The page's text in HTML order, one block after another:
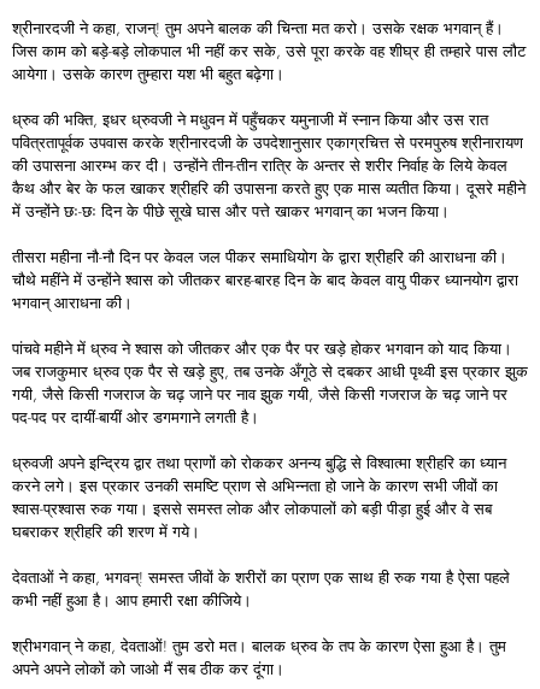
श्रीनारदजी ने कहा, राजन्! तुम अपने बालक की चिन्ता मत करो। उसके रक्षक भगवान् हैं।
जिस काम को बड़े-बड़े लोकपाल भी नहीं कर सके, उसे पूरा करके वह शीघ्र ही तम्हारे पास लौट
आयेगा। उसके कारण तुम्हारा यश भी बहुत बढ़ेगा।
ध्रुव की भक्ति, इधर ध्रुवजी ने मधुवन में पहुँचकर यमुनाजी में स्नान किया और उस रात
पवित्रतापूर्वक उपवास करके श्रीनारदजी के उपदेशानुसार एकाग्रचित्त से परमपुरुष श्रीनारायण
की उपासना आरम्भ कर दी। उन्होंने तीन-तीन रात्रि के अन्तर से शरीर निर्वाह के लिये केवल
कैथ और बेर के फल खाकर श्रीहरि की उपासना करते हुए एक मास व्यतीत किया। दूसरे महीने
में उन्होंने छः-छः दिन के पीछे सूखे घास और पत्ते खाकर भगवान् का भजन किया।
तीसरा महीना नौ-नौ दिन पर केवल जल पीकर समाधियोग के द्वारा श्रीहरि की आराधना की।
चौथे महींने में उन्होंने श्वास को जीतकर बारह-बारह दिन के बाद केवल वायु पीकर ध्यानयोग द्वारा
भगवान् आराधना की।
पांचवे महीने में ध्रुव ने श्वास को जीतकर और एक पैर पर खड़े होकर भगवान को याद किया।
जब राजकुमार ध्रुव एक पैर से खड़े हुए, तब उनके अँगूठे से दबकर आधी पृथ्वी इस प्रकार झुक
गयी, जैसे किसी गजराज के चढ़ जाने पर नाव झुक गयी, जैसे किसी गजराज के चढ़ जाने पर
पद-पद पर दायीं-बायीं ओर डगमगाने लगती है।
ध्रुवजी अपने इन्द्रिय द्वार तथा प्राणों को रोककर अनन्य बुद्धि से विश्वात्मा श्रीहरि का ध्यान
करने लगे। इस प्रकार उनकी समष्टि प्राण से अभिन्नता हो जाने के कारण सभी जीवों का
श्वास-प्रश्वास रुक गया। इससे समस्त लोक और लोकपालों को बड़ी पीड़ा हुई और वे सब
घबराकर श्रीहरि की शरण में गये।
देवताओं ने कहा, भगवन्! समस्त जीवों के शरीरों का प्राण एक साथ ही रुक गया है ऐसा पहले
कभी नहीं हुआ है। आप हमारी रक्षा कीजिये।
श्रीभगवान् ने कहा, देवताओं! तुम डरो मत। बालक ध्रुव के तप के कारण ऐसा हुआ है। तुम
अपने अपने लोकों को जाओ मैं सब ठीक कर दूंगा।